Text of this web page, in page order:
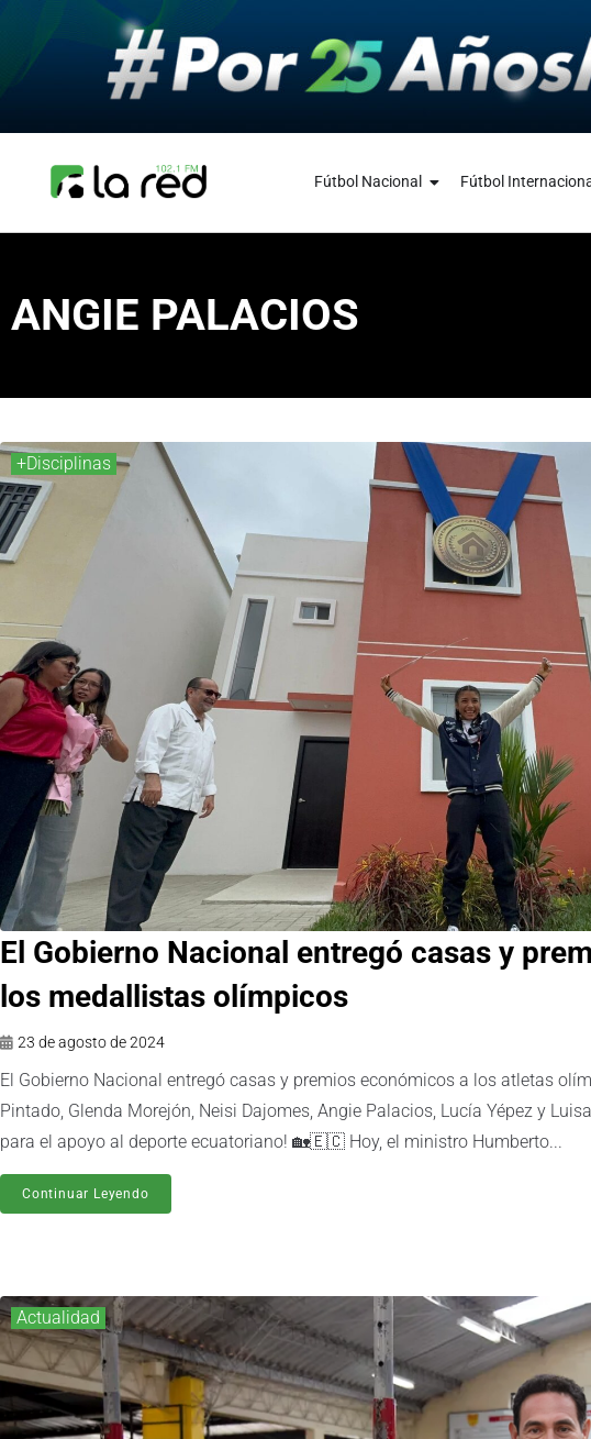
Fútbol Nacional Fútbol
ANGIE PALACIOS
+Disciplinas
El Gobierno Nacional entregó casas y
los medallistas olímpicos
23 de agosto de 2024
El Gobierno Nacional entregó casas y premios económicos a los atletas
Pintado, Glenda Morejón, Neisi Dajomes, Angie Palacios, Lucía Yépez y
para el apoyo al deporte ecuatoriano! 🏡🇪🇨 Hoy, el ministro Humberto...
Continuar Leyendo
Actualidad